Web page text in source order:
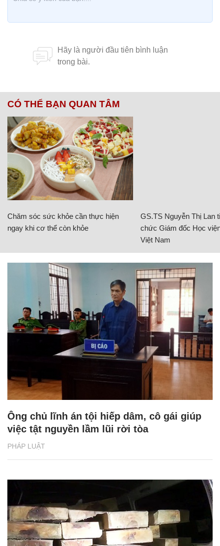
CÓ THỂ BẠN QUAN TÂM
Chăm sóc sức khỏe cần thực hiện
ngay khi cơ thể còn khỏe
GS.TS Nguyễn Thị Lan
chức Giám đốc Học
Việt Nam
PHÁP LUẬT
Ông chủ lĩnh án tội hiếp dâm, cô gái giúp
việc tật nguyền lầm lũi rời tòa